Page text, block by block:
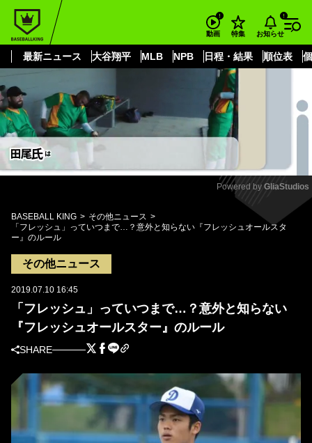
動画 特集 お知らせ
最新ニュース 大谷翔平 MLB NPB 日程・結果 順位表
もっと見る
Mute
Powered by GliaStudios
BASEBALL KING
その他ニュース
「フレッシュ」っていつまで…？意外と知らない『フレッシュオールスタ
ー』のルール
その他ニュース
2019.07.10 16:45
「フレッシュ」っていつまで…？意外と知らない
『フレッシュオールスター』のルール
SHARE